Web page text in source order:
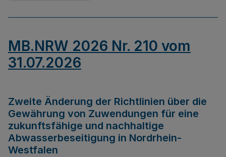
MB.NRW 2026 Nr. 210 vom
31.07.2026
Zweite Änderung der Richtlinien über die
Gewährung von Zuwendungen für eine
zukunftsfähige und nachhaltige
Abwasserbeseitigung in Nordrhein-
Westfalen